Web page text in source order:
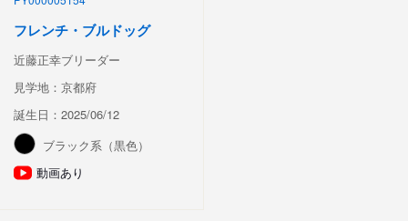
フレンチ・ブルドッグ
近藤正幸ブリーダー
見学地：京都府
誕生日：2025/06/12
ブラック系（黒色）
動画あり